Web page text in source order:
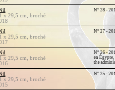
x 29,5 cm, broché
N° 28 -
x 29,5 cm, broché
N° 27 -
x 29,5 cm, broché
N° 26 -
en Égypte,
the
x 29,5 cm, broché
N° 25 -